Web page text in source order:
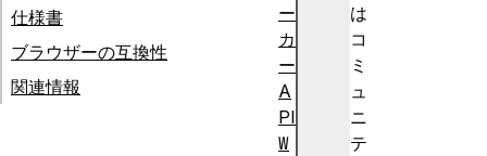
は
コ
ミ
ュ
ニ
テ
仕様書
ブラウザーの互換性
関連情報
ー
カ
ー
A
PI
W